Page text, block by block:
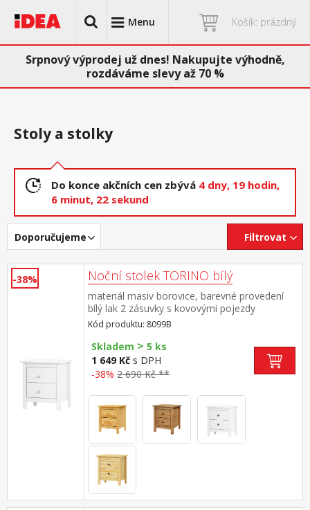
Menu Košík: prázdný
Srpnový výprodej už dnes! Nakupujte výhodně,
rozdáváme slevy až 70 %
Stoly a stolky
Do konce akčních cen zbývá 4 dny, 19 hodin,
6 minut, 21 sekund
Doporučujeme Filtrovat
-38% Noční stolek TORINO bílý
materiál masiv borovice, barevné provedení
bílý lak 2 zásuvky s kovovými pojezdy
Kód produktu: 8099B
Skladem > 5 ks
1 649 Kč s DPH
-38% 2 690 Kč **